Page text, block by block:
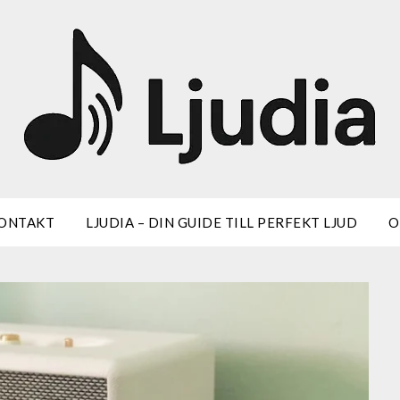
LJUDIA – DIN GUIDE TILL PERFEKT LJUD